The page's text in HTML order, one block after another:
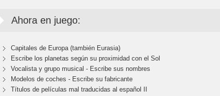
Ahora en juego:
Capitales de Europa (también Eurasia)
Escribe los planetas según su proximidad con el Sol
Vocalista y grupo musical - Escribe sus nombres
Modelos de coches - Escribe su fabricante
Títulos de películas mal traducidas al español II